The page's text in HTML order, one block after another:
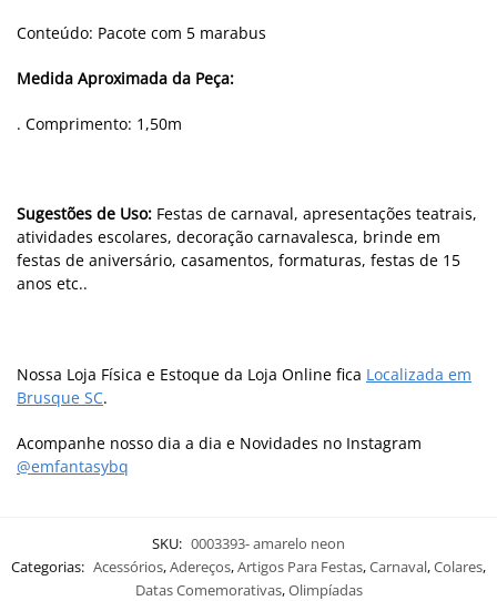
Conteúdo: Pacote com 5 marabus
Medida Aproximada da Peça:
. Comprimento: 1,50m
Sugestões de Uso: Festas de carnaval, apresentações teatrais,
atividades escolares, decoração carnavalesca, brinde em
festas de aniversário, casamentos, formaturas, festas de 15
anos etc..
Nossa Loja Física e Estoque da Loja Online fica Localizada em
Brusque SC.
Acompanhe nosso dia a dia e Novidades no Instagram
@emfantasybq
SKU: 0003393- amarelo neon
Categorias: Acessórios,Adereços,Artigos Para Festas,Carnaval,Colares,
Datas Comemorativas,Olimpíadas